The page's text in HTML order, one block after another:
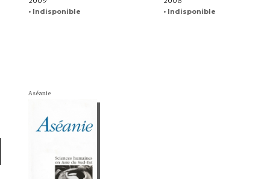
• Indisponible
• Indisponible
Aséanie